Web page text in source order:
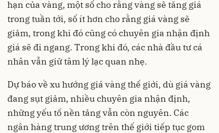
hạn của vàng, một số cho rằng vàng sẽ tăng giá
trong tuần tới, số ít hơn cho rằng giá vàng sẽ
giảm, trong khi đó cũng có chuyên gia nhận định
giá sẽ đi ngang. Trong khi đó, các nhà đầu tư cá
nhân vẫn giữ tâm lý lạc quan nhẹ.
Dự báo về xu hướng giá vàng thế giới, dù giá vàng
đang sụt giảm, nhiều chuyên gia nhận định,
những yếu tố nền tảng vẫn còn nguyên. Các
ngân hàng trung ương trên thế giới tiếp tục gom